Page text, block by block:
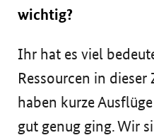
wichtig?
Ihr hat es viel
Ressourcen in
haben kurze
gut genug ging. Wir